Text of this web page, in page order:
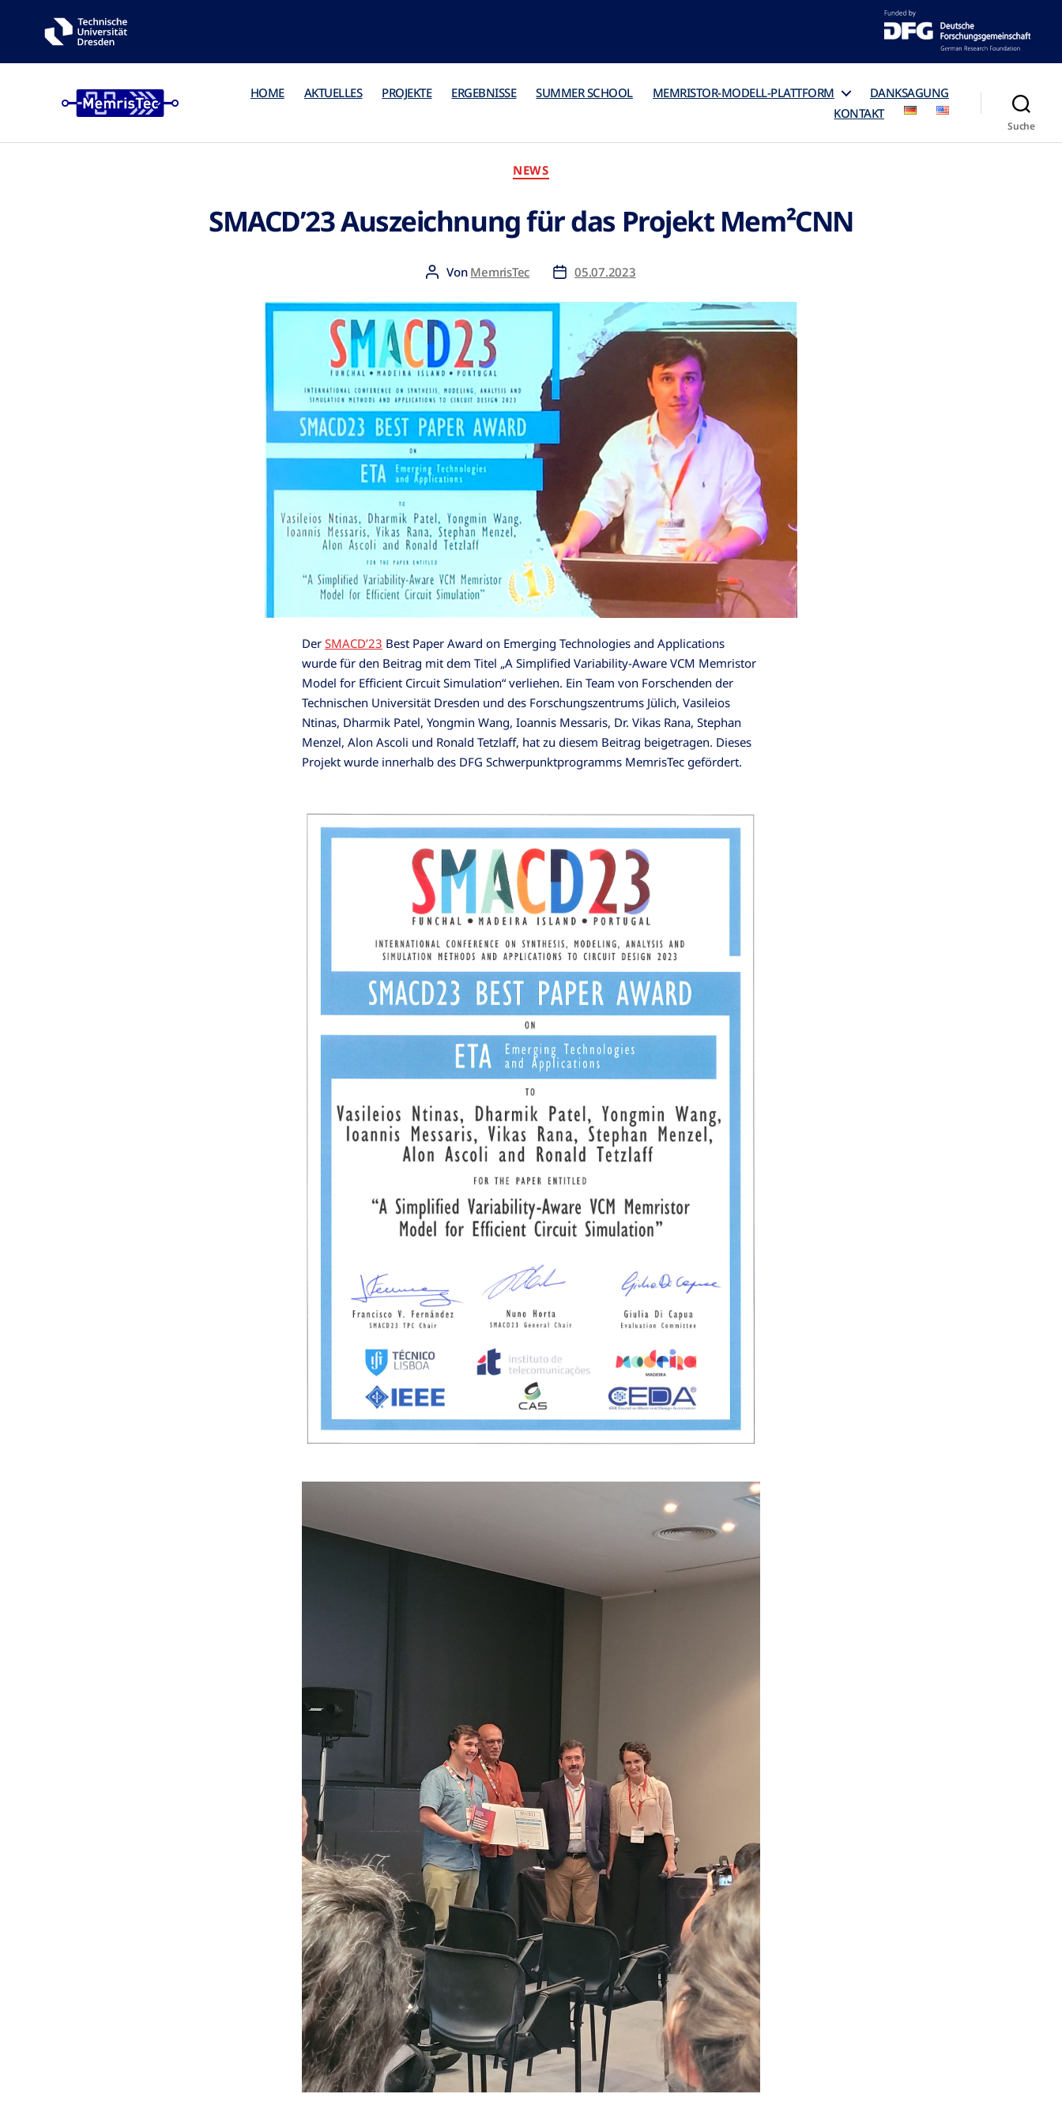
HOME AKTUELLES PROJEKTE ERGEBNISSE SUMMER SCHOOL MEMRISTOR-MODELL-PLATTFORM
DANKSAGUNG
KONTAKT
Suche
NEWS
SMACD’23 Auszeichnung für das Projekt Mem²CNN
Von MemrisTec 05.07.2023
Der SMACD’23 Best Paper Award on Emerging Technologies and Applications
wurde für den Beitrag mit dem Titel „A Simplified Variability-Aware VCM Memristor
Model for Efficient Circuit Simulation“ verliehen. Ein Team von Forschenden der
Technischen Universität Dresden und des Forschungszentrums Jülich, Vasileios
Ntinas, Dharmik Patel, Yongmin Wang, Ioannis Messaris, Dr. Vikas Rana, Stephan
Menzel, Alon Ascoli und Ronald Tetzlaff, hat zu diesem Beitrag beigetragen. Dieses
Projekt wurde innerhalb des DFG Schwerpunktprogramms MemrisTec gefördert.